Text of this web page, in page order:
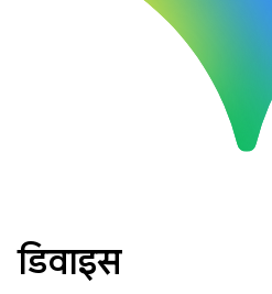
डिवाइस